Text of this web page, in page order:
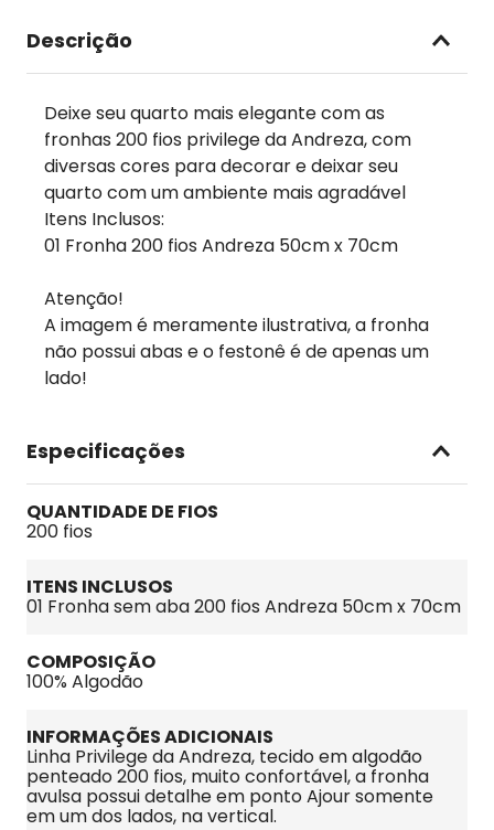
Descrição
Deixe seu quarto mais elegante com as
fronhas 200 fios privilege da Andreza, com
diversas cores para decorar e deixar seu
quarto com um ambiente mais agradável
Itens Inclusos:
01 Fronha 200 fios Andreza 50cm x 70cm
Atenção!
A imagem é meramente ilustrativa, a fronha
não possui abas e o festonê é de apenas um
lado!
Especificações
QUANTIDADE DE FIOS
200 fios
ITENS INCLUSOS
01 Fronha sem aba 200 fios Andreza 50cm x 70cm
COMPOSIÇÃO
100% Algodão
INFORMAÇÕES ADICIONAIS
Linha Privilege da Andreza, tecido em algodão
penteado 200 fios, muito confortável, a fronha
avulsa possui detalhe em ponto Ajour somente
em um dos lados, na vertical.